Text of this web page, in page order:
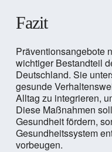
Fazit
Präventionsangebote
wichtiger Bestandteil
Deutschland. Sie
gesunde
Alltag zu integrieren,
Diese Maßnahmen
Gesundheit fördern,
Gesundheitssystem
vorbeugen.